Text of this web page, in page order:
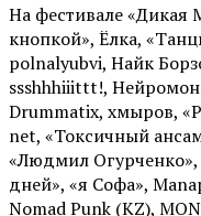
На фестивале «Дикая
кнопкой», Ёлка,
polnalyubvi, Найк
ssshhhiiittt!,
Drummatix, хмыров,
net, «Токсичный
«Людмил Огурченко»,
дней», «я Софа»,
Nomad Punk (KZ),